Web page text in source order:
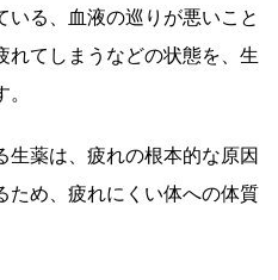
いる、血液の巡りが悪いこと
れてしまうなどの状態を、生
生薬は、疲れの根本的な原因
ため、疲れにくい体への体質